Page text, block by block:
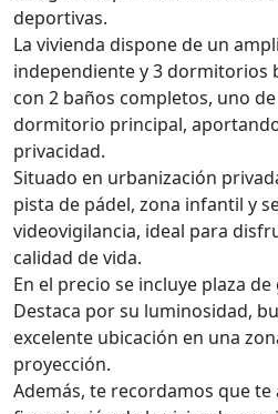
deportivas.
La vivienda dispone de un
independiente y 3 dormitorios
con 2 baños completos, uno
dormitorio principal,
privacidad.
Situado en urbanización
pista de pádel, zona infantil y
videovigilancia, ideal para
calidad de vida.
En el precio se incluye plaza
Destaca por su luminosidad,
excelente ubicación en una
proyección.
Además, te recordamos que te